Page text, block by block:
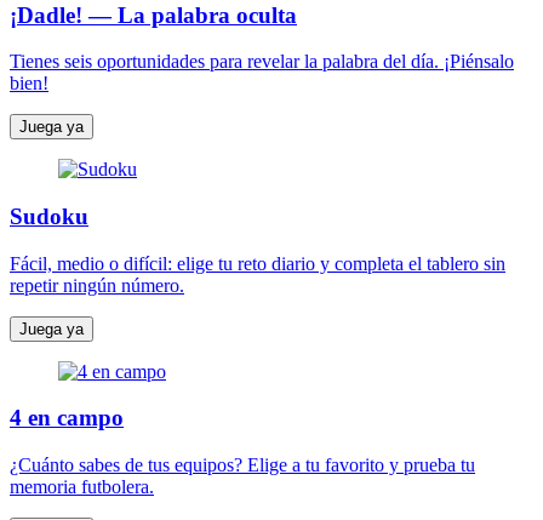
¡Dadle! — La palabra oculta
Tienes seis oportunidades para revelar la palabra del día. ¡Piénsalo
bien!
Juega ya
Sudoku
Fácil, medio o difícil: elige tu reto diario y completa el tablero sin
repetir ningún número.
Juega ya
4 en campo
¿Cuánto sabes de tus equipos? Elige a tu favorito y prueba tu
memoria futbolera.